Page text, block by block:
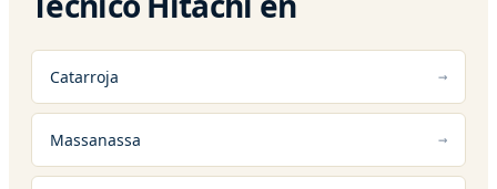
Catarroja
Massanassa